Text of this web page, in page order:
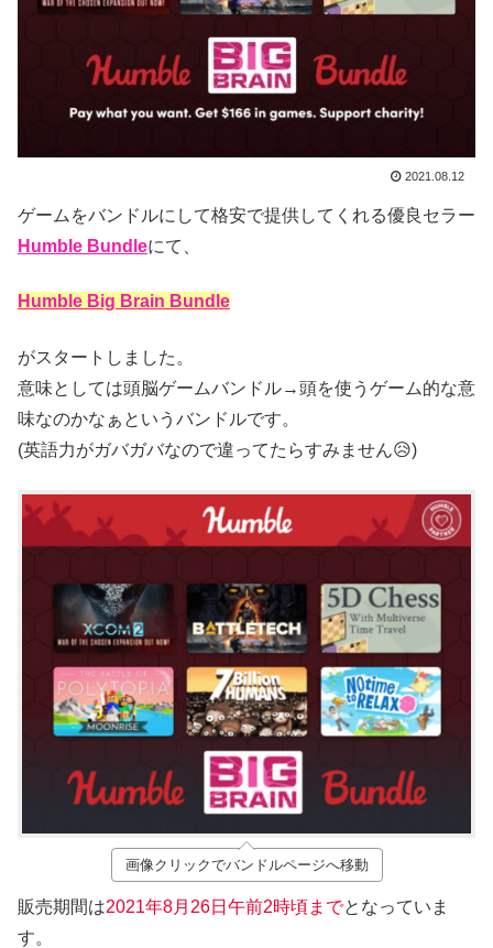
2021.08.12
ゲームをバンドルにして格安で提供してくれる優良セラー
Humble Bundleにて、
Humble Big Brain Bundle
がスタートしました。
意味としては頭脳ゲームバンドル→頭を使うゲーム的な意
味なのかなぁというバンドルです。
(英語力がガバガバなので違ってたらすみません😥)
画像クリックでバンドルページへ移動
販売期間は2021年8月26日午前2時頃までとなっていま
す。